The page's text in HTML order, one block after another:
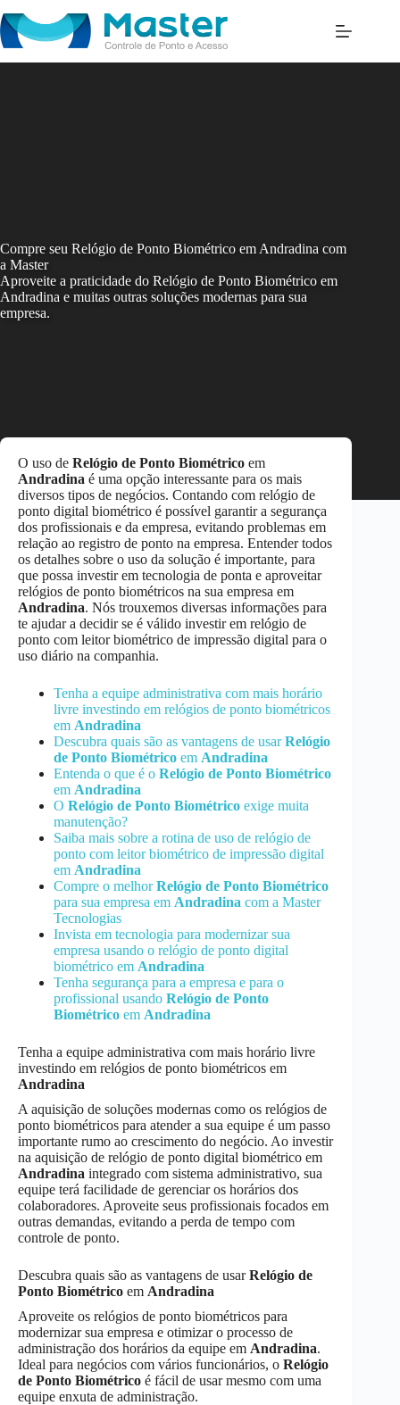
to
content
Compre seu Relógio de Ponto Biométrico em Andradina com
a Master
Aproveite a praticidade do Relógio de Ponto Biométrico em
Andradina e muitas outras soluções modernas para sua
empresa.
O uso de Relógio de Ponto Biométrico em
Andradina é uma opção interessante para os mais
diversos tipos de negócios. Contando com relógio de
ponto digital biométrico é possível garantir a segurança
dos profissionais e da empresa, evitando problemas em
relação ao registro de ponto na empresa. Entender todos
os detalhes sobre o uso da solução é importante, para
que possa investir em tecnologia de ponta e aproveitar
relógios de ponto biométricos na sua empresa em
Andradina. Nós trouxemos diversas informações para
te ajudar a decidir se é válido investir em relógio de
ponto com leitor biométrico de impressão digital para o
uso diário na companhia.
Tenha a equipe administrativa com mais horário
livre investindo em relógios de ponto biométricos
em Andradina
Descubra quais são as vantagens de usarRelógio
de Ponto Biométrico em Andradina
Entenda o que é o Relógio de Ponto Biométrico
em Andradina
O Relógio de Ponto Biométrico exige muita
manutenção?
Saiba mais sobre a rotina de uso de relógio de
ponto com leitor biométrico de impressão digital
em Andradina
Compre o melhorRelógio de Ponto Biométrico
para sua empresa em Andradina com a Master
Tecnologias
Invista em tecnologia para modernizar sua
empresa usando o relógio de ponto digital
biométrico em Andradina
Tenha segurança para a empresa e para o
profissional usando Relógio de Ponto
Biométrico em Andradina
Tenha a equipe administrativa com mais horário livre
investindo em relógios de ponto biométricos em
Andradina
A aquisição de soluções modernas como os relógios de
ponto biométricos para atender a sua equipe é um passo
importante rumo ao crescimento do negócio. Ao investir
na aquisição de relógio de ponto digital biométrico em
Andradina integrado com sistema administrativo, sua
equipe terá facilidade de gerenciar os horários dos
colaboradores. Aproveite seus profissionais focados em
outras demandas, evitando a perda de tempo com
controle de ponto.
Descubra quais são as vantagens de usarRelógio de
Ponto Biométrico em Andradina
Aproveite os relógios de ponto biométricos para
modernizar sua empresa e otimizar o processo de
administração dos horários da equipe em Andradina.
Ideal para negócios com vários funcionários, o Relógio
de Ponto Biométrico é fácil de usar mesmo com uma
equipe enxuta de administração.